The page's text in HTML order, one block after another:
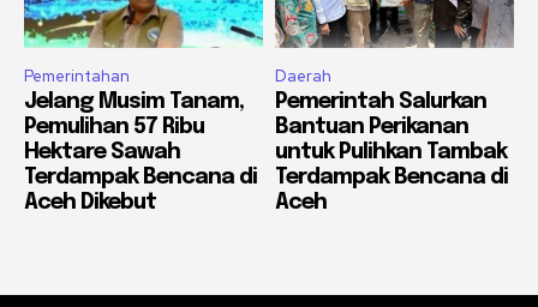
Pemerintahan
Jelang Musim Tanam,
Pemulihan 57 Ribu
Hektare Sawah
Terdampak Bencana di
Aceh Dikebut
Daerah
Pemerintah Salurkan
Bantuan Perikanan
untuk Pulihkan Tambak
Terdampak Bencana di
Aceh